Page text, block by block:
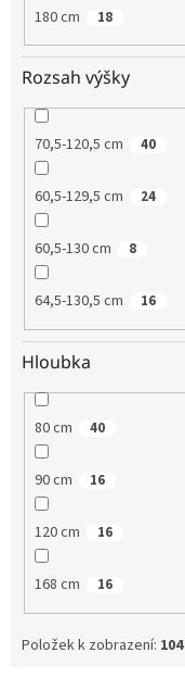
180 cm 18
Rozsah výšky
70,5-120,5 cm 40
60,5-129,5 cm 24
60,5-130 cm 8
64,5-130,5 cm 16
Hloubka
80 cm 40
90 cm 16
120 cm 16
168 cm 16
Položek k zobrazení: 104